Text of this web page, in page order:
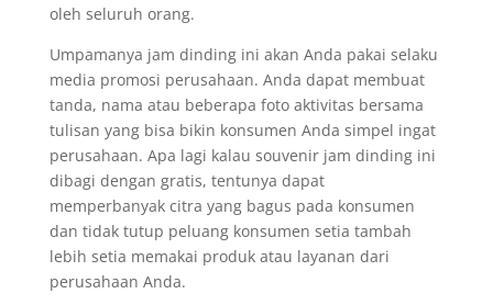
oleh seluruh orang.
Umpamanya jam dinding ini akan Anda pakai selaku
media promosi perusahaan. Anda dapat membuat
tanda, nama atau beberapa foto aktivitas bersama
tulisan yang bisa bikin konsumen Anda simpel ingat
perusahaan. Apa lagi kalau souvenir jam dinding ini
dibagi dengan gratis, tentunya dapat
memperbanyak citra yang bagus pada konsumen
dan tidak tutup peluang konsumen setia tambah
lebih setia memakai produk atau layanan dari
perusahaan Anda.